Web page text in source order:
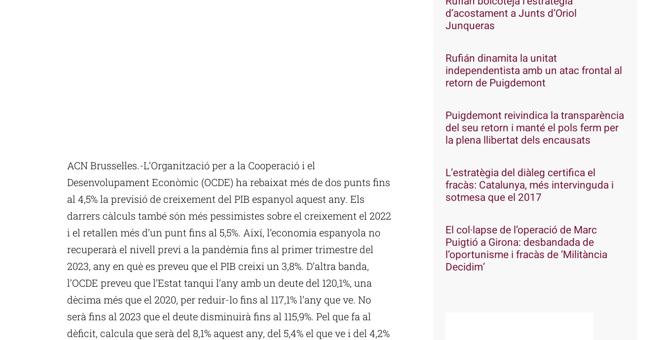
ACN Brussel·les.-L’Organització per a la Cooperació i el
Desenvolupament Econòmic (OCDE) ha rebaixat més de dos punts fins
al 4,5% la previsió de creixement del PIB espanyol aquest any. Els
darrers càlculs també són més pessimistes sobre el creixement el 2022
i el retallen més d’un punt fins al 5,5%. Així, l’economia espanyola no
recuperarà el nivell previ a la pandèmia fins al primer trimestre del
2023, any en què es preveu que el PIB creixi un 3,8%. D’altra banda,
l’OCDE preveu que l’Estat tanqui l’any amb un deute del 120,1%, una
dècima més que el 2020, per reduir-lo fins al 117,1% l’any que ve. No
serà fins al 2023 que el deute disminuirà fins al 115,9%. Pel que fa al
dèficit, calcula que serà del 8,1% aquest any, del 5,4% el que ve i del 4,2%
d’acostament a Junts d’Oriol
Junqueras
Rufián dinamita la unitat
independentista amb un atac frontal al
retorn de Puigdemont
Puigdemont reivindica la transparència
del seu retorn i manté el pols ferm per
la plena llibertat dels encausats
L’estratègia del diàleg certifica el
fracàs: Catalunya, més intervinguda i
sotmesa que el 2017
El col·lapse de l’operació de Marc
Puigtió a Girona: desbandada de
l’oportunisme i fracàs de ‘Militància
Decidim’